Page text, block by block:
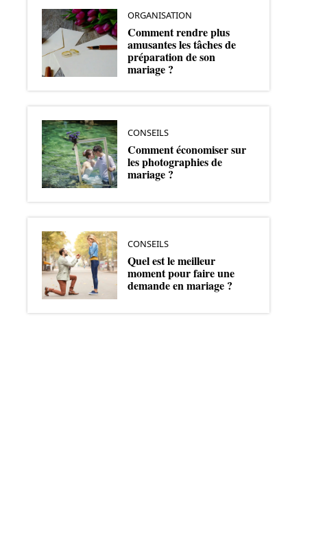
ORGANISATION
Comment rendre plus
amusantes les tâches de
préparation de son
mariage ?
CONSEILS
Comment économiser sur
les photographies de
mariage ?
CONSEILS
Quel est le meilleur
moment pour faire une
demande en mariage ?